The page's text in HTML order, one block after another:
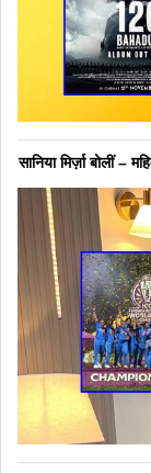
सानिया मिर्ज़ा बोलीं –